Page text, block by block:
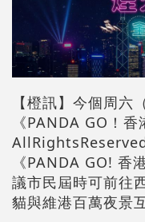
【橙訊】今個周六
《PANDA GO！
《PANDA GO! 香
議市民屆時可前往
貓與維港百萬夜景